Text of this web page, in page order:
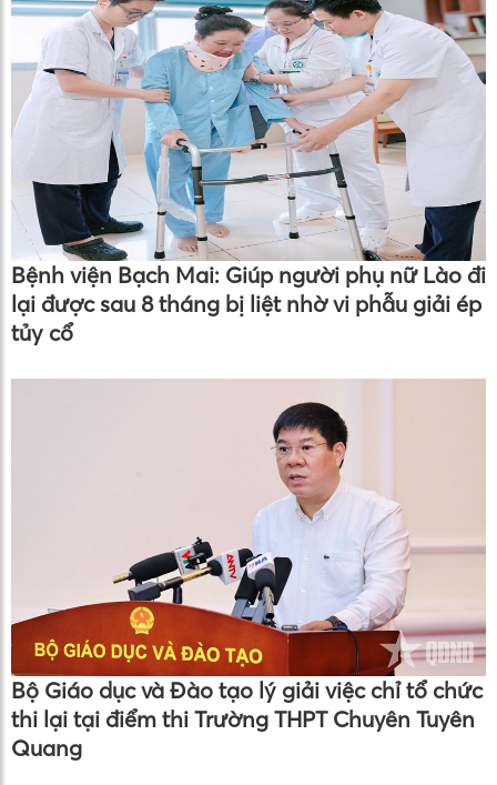
Bệnh viện Bạch Mai: Giúp người phụ nữ Lào đi
lại được sau 8 tháng bị liệt nhờ vi phẫu giải ép
tủy cổ
Bộ Giáo dục và Đào tạo lý giải việc chỉ tổ chức
thi lại tại điểm thi Trường THPT Chuyên Tuyên
Quang